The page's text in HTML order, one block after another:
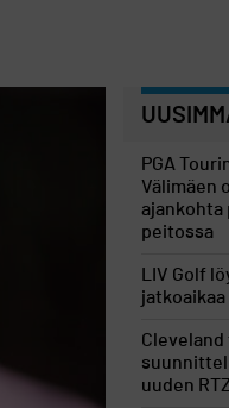
PGA
Välimäen
ajankohta
peitossa
LIV Golf
uuden